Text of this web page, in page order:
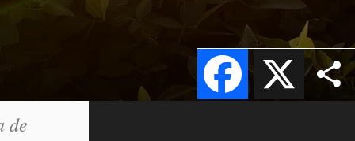
X
Facebook
de